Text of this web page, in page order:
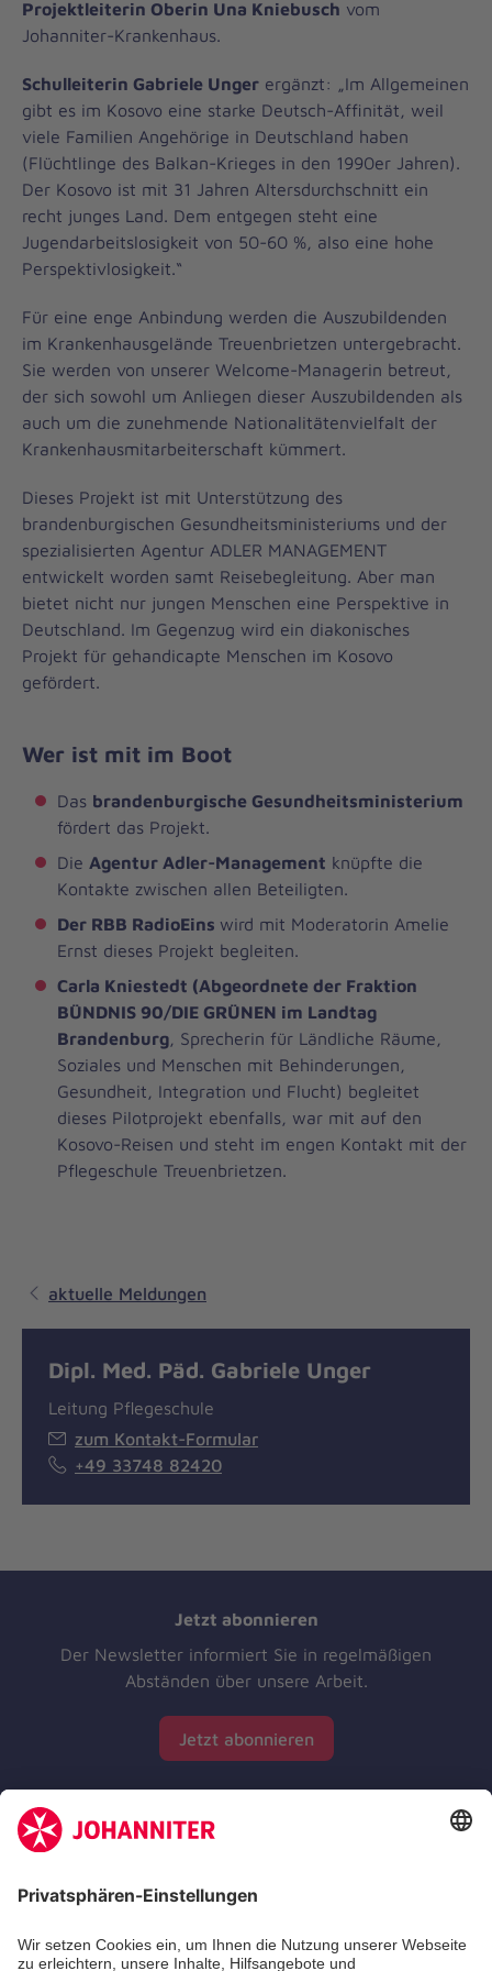
Projektleiterin Oberin Una Kniebusch vom
Johanniter-Krankenhaus.
Schulleiterin Gabriele Unger ergänzt: „Im Allgemeinen
gibt es im Kosovo eine starke Deutsch-Affinität, weil
viele Familien Angehörige in Deutschland haben
(Flüchtlinge des Balkan-Krieges in den 1990er Jahren).
Der Kosovo ist mit 31 Jahren Altersdurchschnitt ein
recht junges Land. Dem entgegen steht eine
Jugendarbeitslosigkeit von 50-60 %, also eine hohe
Perspektivlosigkeit.“
Für eine enge Anbindung werden die Auszubildenden
im Krankenhausgelände Treuenbrietzen untergebracht.
Sie werden von unserer Welcome-Managerin betreut,
der sich sowohl um Anliegen dieser Auszubildenden als
auch um die zunehmende Nationalitätenvielfalt der
Krankenhausmitarbeiterschaft kümmert.
Dieses Projekt ist mit Unterstützung des
brandenburgischen Gesundheitsministeriums und der
spezialisierten Agentur ADLER MANAGEMENT
entwickelt worden samt Reisebegleitung. Aber man
bietet nicht nur jungen Menschen eine Perspektive in
Deutschland. Im Gegenzug wird ein diakonisches
Projekt für gehandicapte Menschen im Kosovo
gefördert.
Wer ist mit im Boot
Das brandenburgische Gesundheitsministerium
fördert das Projekt.
Die Agentur Adler-Management knüpfte die
Kontakte zwischen allen Beteiligten.
Der RBB RadioEins wird mit Moderatorin Amelie
Ernst dieses Projekt begleiten.
Carla Kniestedt (Abgeordnete der Fraktion
BÜNDNIS 90/DIE GRÜNEN im Landtag
Brandenburg , Sprecherin für Ländliche Räume,
Soziales und Menschen mit Behinderungen,
Gesundheit, Integration und Flucht) begleitet
dieses Pilotprojekt ebenfalls, war mit auf den
Kosovo-Reisen und steht im engen Kontakt mit der
Pflegeschule Treuenbrietzen.
aktuelle Meldungen
Dipl. Med. Päd. Gabriele Unger
Leitung Pflegeschule
zum Kontakt-Formular
+49 33748 82420
Jetzt abonnieren
Der Newsletter informiert Sie in regelmäßigen
Abständen über unsere Arbeit.
Jetzt abonnieren
Zertifizierung der Johanniter-Unfall-Hilfe e.V.